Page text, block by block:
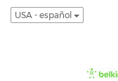
USA - español